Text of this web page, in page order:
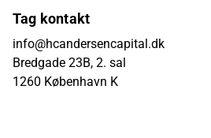
Tag kontakt
info@hcandersencapital.dk
Bredgade 23B, 2. sal
1260 København K